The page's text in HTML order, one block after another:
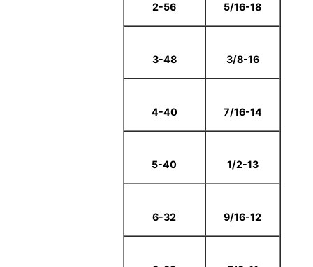
5/16-18
2-56
3/8-16
3-48
7/16-14
4-40
1/2-13
5-40
9/16-12
6-32